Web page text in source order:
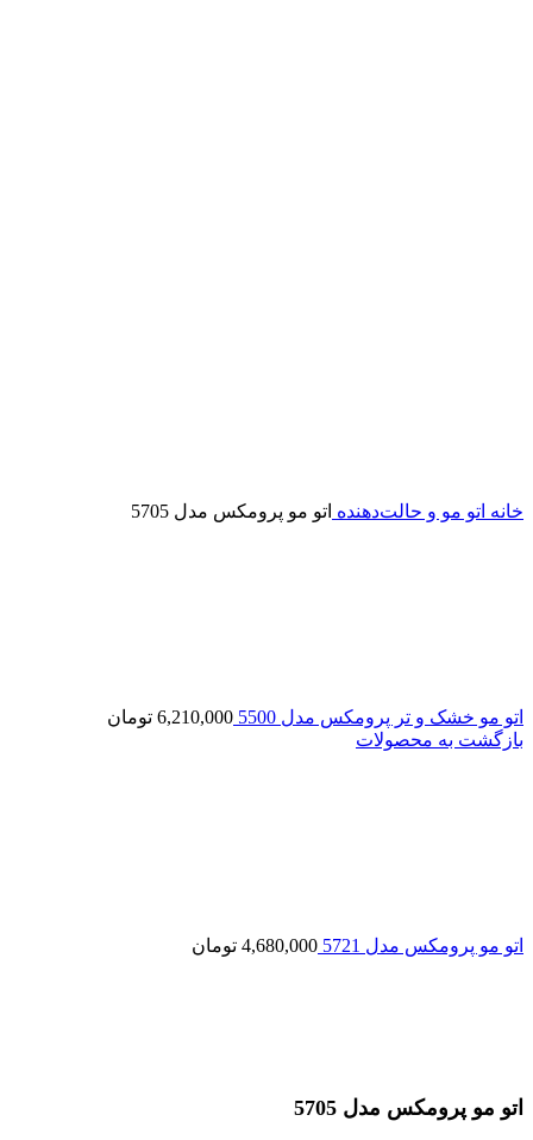
خانه اتو مو و حالت‌دهنده اتو مو پرومکس مدل 5705
اتو مو خشک و تر پرومکس مدل 5500 6,210,000 تومان
بازگشت به محصولات
اتو مو پرومکس مدل 5721 4,680,000 تومان
اتو مو پرومکس مدل 5705